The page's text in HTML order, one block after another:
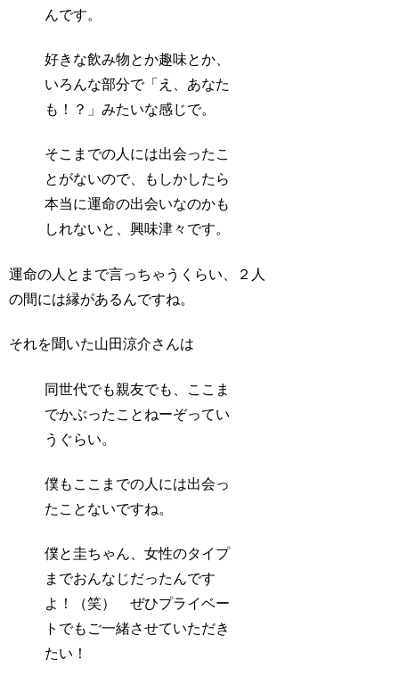
んです。
好きな飲み物とか趣味とか、
いろんな部分で「え、あなた
も！？」みたいな感じで。
そこまでの人には出会ったこ
とがないので、もしかしたら
本当に運命の出会いなのかも
しれないと、興味津々です。
運命の人とまで言っちゃうくらい、２人
の間には縁があるんですね。
それを聞いた山田涼介さんは
同世代でも親友でも、ここま
でかぶったことねーぞってい
うぐらい。
僕もここまでの人には出会っ
たことないですね。
僕と圭ちゃん、女性のタイプ
までおんなじだったんです
よ！（笑） ぜひプライベー
トでもご一緒させていただき
たい！